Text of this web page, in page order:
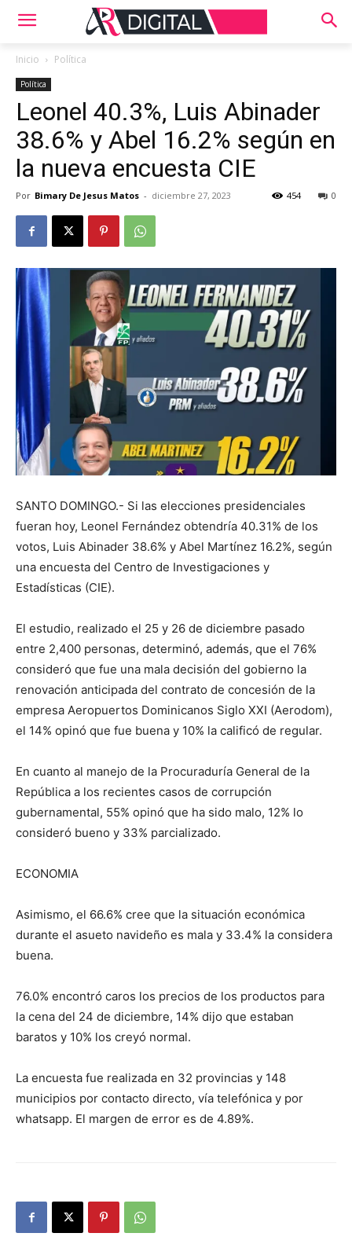
Inicio Política
Política
Leonel 40.3%, Luis Abinader
38.6% y Abel 16.2% según en
la nueva encuesta CIE
Por Bimary De Jesus Matos - diciembre 27, 2023 0
454
SANTO DOMINGO.- Si las elecciones presidenciales
fueran hoy, Leonel Fernández obtendría 40.31% de los
votos, Luis Abinader 38.6% y Abel Martínez 16.2%, según
una encuesta del Centro de Investigaciones y
Estadísticas (CIE).
El estudio, realizado el 25 y 26 de diciembre pasado
entre 2,400 personas, determinó, además, que el 76%
consideró que fue una mala decisión del gobierno la
renovación anticipada del contrato de concesión de la
empresa Aeropuertos Dominicanos Siglo XXI (Aerodom),
el 14% opinó que fue buena y 10% la calificó de regular.
En cuanto al manejo de la Procuraduría General de la
República a los recientes casos de corrupción
gubernamental, 55% opinó que ha sido malo, 12% lo
consideró bueno y 33% parcializado.
ECONOMIA
Asimismo, el 66.6% cree que la situación económica
durante el asueto navideño es mala y 33.4% la considera
buena.
76.0% encontró caros los precios de los productos para
la cena del 24 de diciembre, 14% dijo que estaban
baratos y 10% los creyó normal.
La encuesta fue realizada en 32 provincias y 148
municipios por contacto directo, vía telefónica y por
whatsapp. El margen de error es de 4.89%.